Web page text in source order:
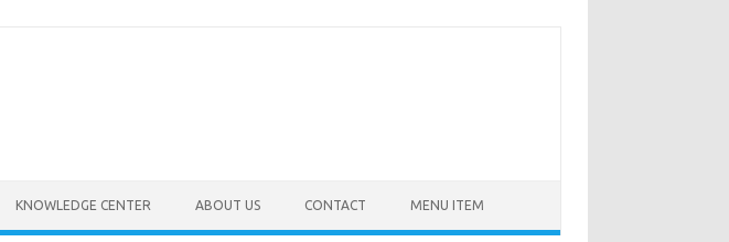
KNOWLEDGE CENTER ABOUT US CONTACT MENU ITEM